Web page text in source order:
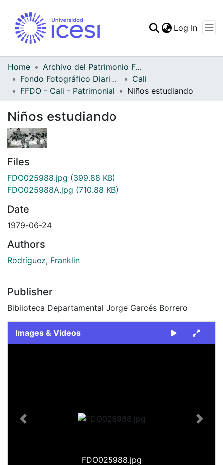
Statistics
Log In
Home
Archivo del Patrimonio Fotográfico y Fílmico del Valle del Cauca
Fondo Fotográfico Diario Occidente
Cali
FFDO - Cali - Patrimonial
Niños estudiando
Niños estudiando
Files
FDO025988.jpg (399.88 KB)
FDO025988A.jpg (710.88 KB)
Date
1979-06-24
Authors
Rodríguez, Franklin
Publisher
Biblioteca Departamental Jorge Garcés Borrero
Images & Videos
FDO025988.jpg
Previous Next